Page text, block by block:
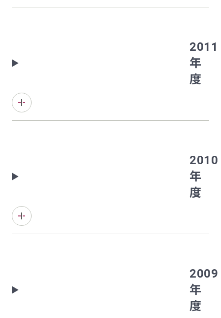
2011
年
度
2010
年
度
2009
年
度